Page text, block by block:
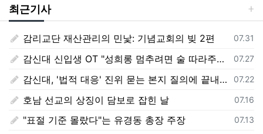
최근기사
등록일
07.31
감리교단 재산관리의 민낯: 기념교회의 빚 2편
등록일
07.27
감신대 신입생 OT "성희롱 멈추려면 술 따라주기"
등록일
07.22
감신대, '법적 대응' 진위 묻는 본지 질의에 끝내 '침묵'
등록일
07.16
호남 선교의 상징이 담보로 잡힌 날
등록일
07.13
"표절 기준 몰랐다"는 유경동 총장 주장